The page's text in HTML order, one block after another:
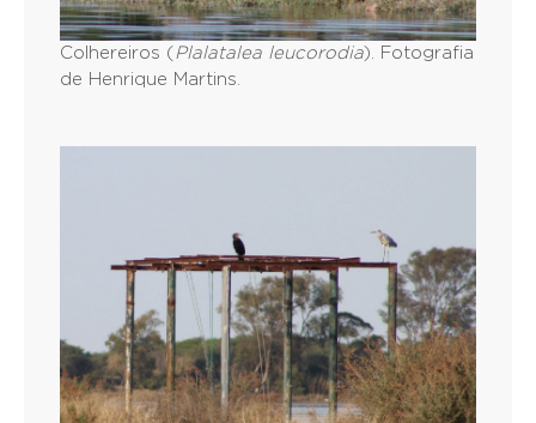
Colhereiros ( Plalatalea leucorodia). Fotografia
de Henrique Martins.